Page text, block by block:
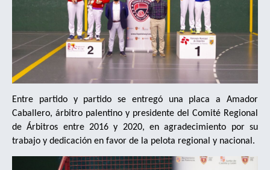
Entre partido y partido se entregó una placa a Amador
Caballero, árbitro palentino y presidente del Comité Regional
de Árbitros entre 2016 y 2020, en agradecimiento por su
trabajo y dedicación en favor de la pelota regional y nacional.